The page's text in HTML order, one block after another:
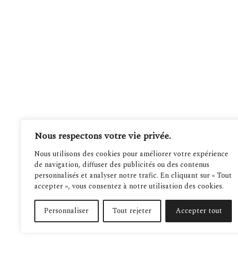
Nous respectons votre vie privée.
Nous utilisons des cookies pour améliorer votre expérience
de navigation, diffuser des publicités ou des contenus
personnalisés et analyser notre trafic. En cliquant sur « Tout
accepter », vous consentez à notre utilisation des cookies.
Personnaliser Tout rejeter Accepter tout